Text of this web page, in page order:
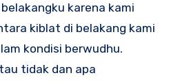
karena kami
kiblat di belakang kami
kondisi berwudhu.
tidak dan apa